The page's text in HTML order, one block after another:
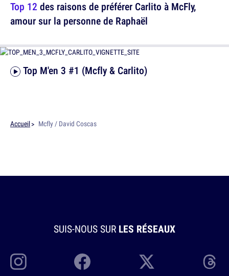
Top 12 des raisons de préférer Carlito à McFly,
amour sur la personne de Raphaël
Top M'en 3 #1 (Mcfly & Carlito)
Accueil Mcfly / David Coscas
SUIS-NOUS SUR LES RÉSEAUX